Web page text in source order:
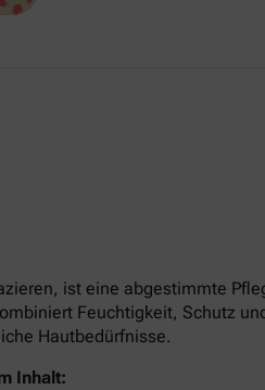
ist eine abgestimmte
Feuchtigkeit, Schutz
Hautbedürfnisse.
Inhalt: